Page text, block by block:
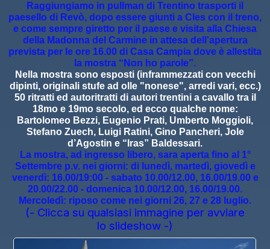
Raggiungiamo in pullman di Trentino trasporti il
paesello di Revò, dopo essere giunti a Cles con il treno,
e come sempre giretto per il paese e visita alla Chiesa
della Madonna del Carmine in attesa dell'apertura
prevista per le ore 16.00 di Casa Campia dove è allestita
la mostra “Non ho parole”.
Nella mostra sono esposti (inframmezzati con vecchi
dipinti, originali stufe ad olle "nonese", arredi vari, ecc.)
50 ritratti ed autoritratti di autori trentini a cavallo tra il
18mo e 19mo secolo, ed ecco qualche nome:
Bartolomeo Bezzi, Eugenio Prati, Umberto Moggioli,
Stefano Zuech, Luigi Ratini, Gino Pancheri, Jole
d’Agostin e “Iras” Baldessari.
La mostra, ad ingresso libero, sara aperta fino al 1°
Settembre p.v. nei giorni: di lunedì, martedì, giovedì e
venerdì: 16.00/19:00 - sabato 10.00/12.00, 16.00/19.00 e
20.00/22.00 - domenica 10.00/12.00, 16.00/19.00.
Mercoledì: riposo come nei giorni 26, 27 e 28 luglio.
(- Clicca su qualsiasi immagine per avviare
lo slideshow -)